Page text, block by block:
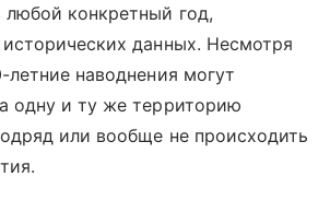
любой конкретный год,
данных. Несмотря
летние наводнения могут
одну и ту же территорию
или вообще не происходить